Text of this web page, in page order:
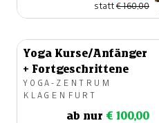
statt€ 160,00
Yoga Kurse/Anfänger
+ Fortgeschrittene
YOGA-ZENTRUM
KLAGENFURT
ab nur € 100,00